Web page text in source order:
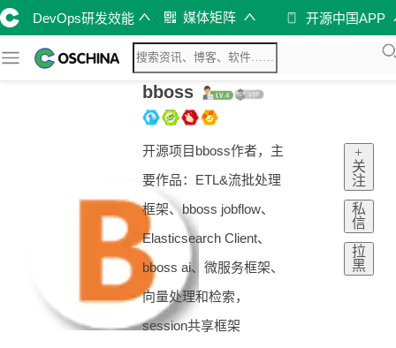
DevOps研发效能 媒体矩阵 开源中国APP
bboss
开源项目bboss作者，主
要作品：ETL&流批处理
框架、bboss jobflow、
Elasticsearch Client、
bboss ai、微服务框架、
向量处理和检索，
session共享框架
+
关
注
私
信
拉
黑